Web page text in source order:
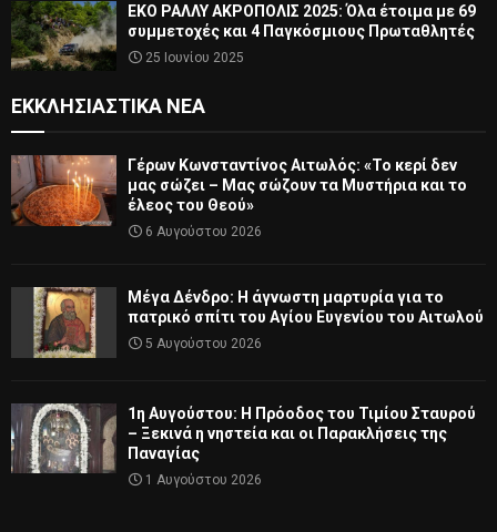
ΕΚΟ ΡΑΛΛΥ ΑΚΡΟΠΟΛΙΣ 2025: Όλα έτοιμα με 69
συμμετοχές και 4 Παγκόσμιους Πρωταθλητές
25 Ιουνίου 2025
ΕΚΚΛΗΣΙΑΣΤΙΚΆ ΝΈΑ
Γέρων Κωνσταντίνος Αιτωλός: «Το κερί δεν
μας σώζει – Μας σώζουν τα Μυστήρια και το
έλεος του Θεού»
6 Αυγούστου 2026
Μέγα Δένδρο: Η άγνωστη μαρτυρία για το
πατρικό σπίτι του Αγίου Ευγενίου του Αιτωλού
5 Αυγούστου 2026
1η Αυγούστου: Η Πρόοδος του Τιμίου Σταυρού
– Ξεκινά η νηστεία και οι Παρακλήσεις της
Παναγίας
1 Αυγούστου 2026